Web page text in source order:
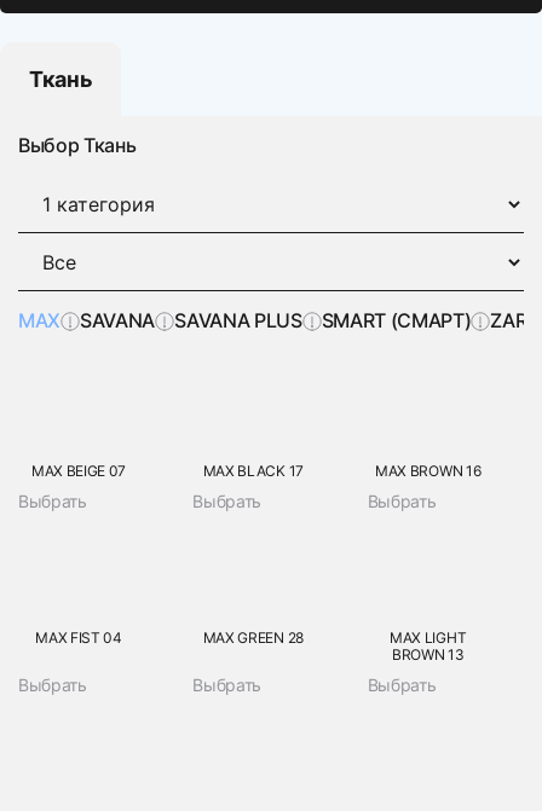
Ткань
Выбор Ткань
MAX SAVANA SAVANA PLUS SMART (СМАРТ) ZARA
MAX BEIGE 07
Выбрать
MAX BLACK 17
Выбрать
MAX BROWN 16
Выбрать
MAX FIST 04
Выбрать
MAX GREEN 28
Выбрать
MAX LIGHT
BROWN 13
Выбрать